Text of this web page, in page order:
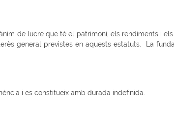
de lucre que té el patrimoni, els rendiments i
general previstes en aquests estatuts. La
i es constitueix amb durada indefinida.